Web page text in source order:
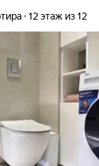
12 этаж из 12